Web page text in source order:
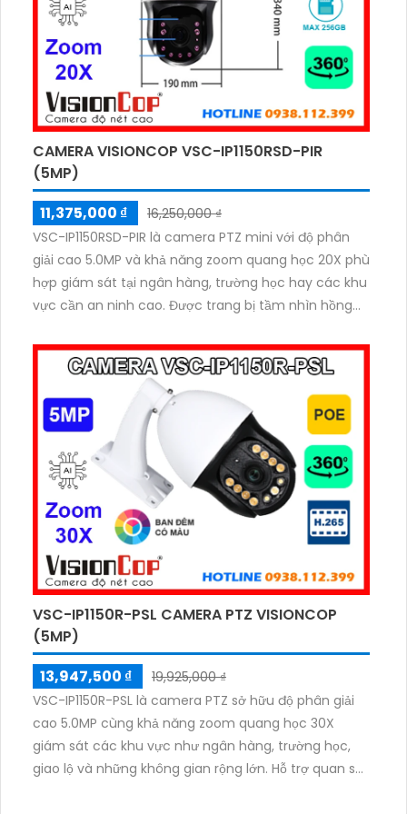
CAMERA VISIONCOP VSC-IP1150RSD-PIR
(5MP)
11,375,000 ₫
16,250,000 ₫
VSC-IP1150RSD-PIR là camera PTZ mini với độ phân
giải cao 5.0MP và khả năng zoom quang học 20X phù
hợp giám sát tại ngân hàng, trường học hay các khu
vực cần an ninh cao. Được trang bị tầm nhìn hồng
đến 256GB. Ngoài ra, camera chuẩn chống nước và
bụi IP66 chống va đập IK10, đảm bảo hoạt động ổn
định trong mọi điều kiện thời tiết.
VSC-IP1150R-PSL CAMERA PTZ VISIONCOP
(5MP)
13,947,500 ₫
19,925,000 ₫
VSC-IP1150R-PSL là camera PTZ sở hữu độ phân giải
cao 5.0MP cùng khả năng zoom quang học 30X
giám sát các khu vực như ngân hàng, trường học,
giao lộ và những không gian rộng lớn. Hỗ trợ quan sát